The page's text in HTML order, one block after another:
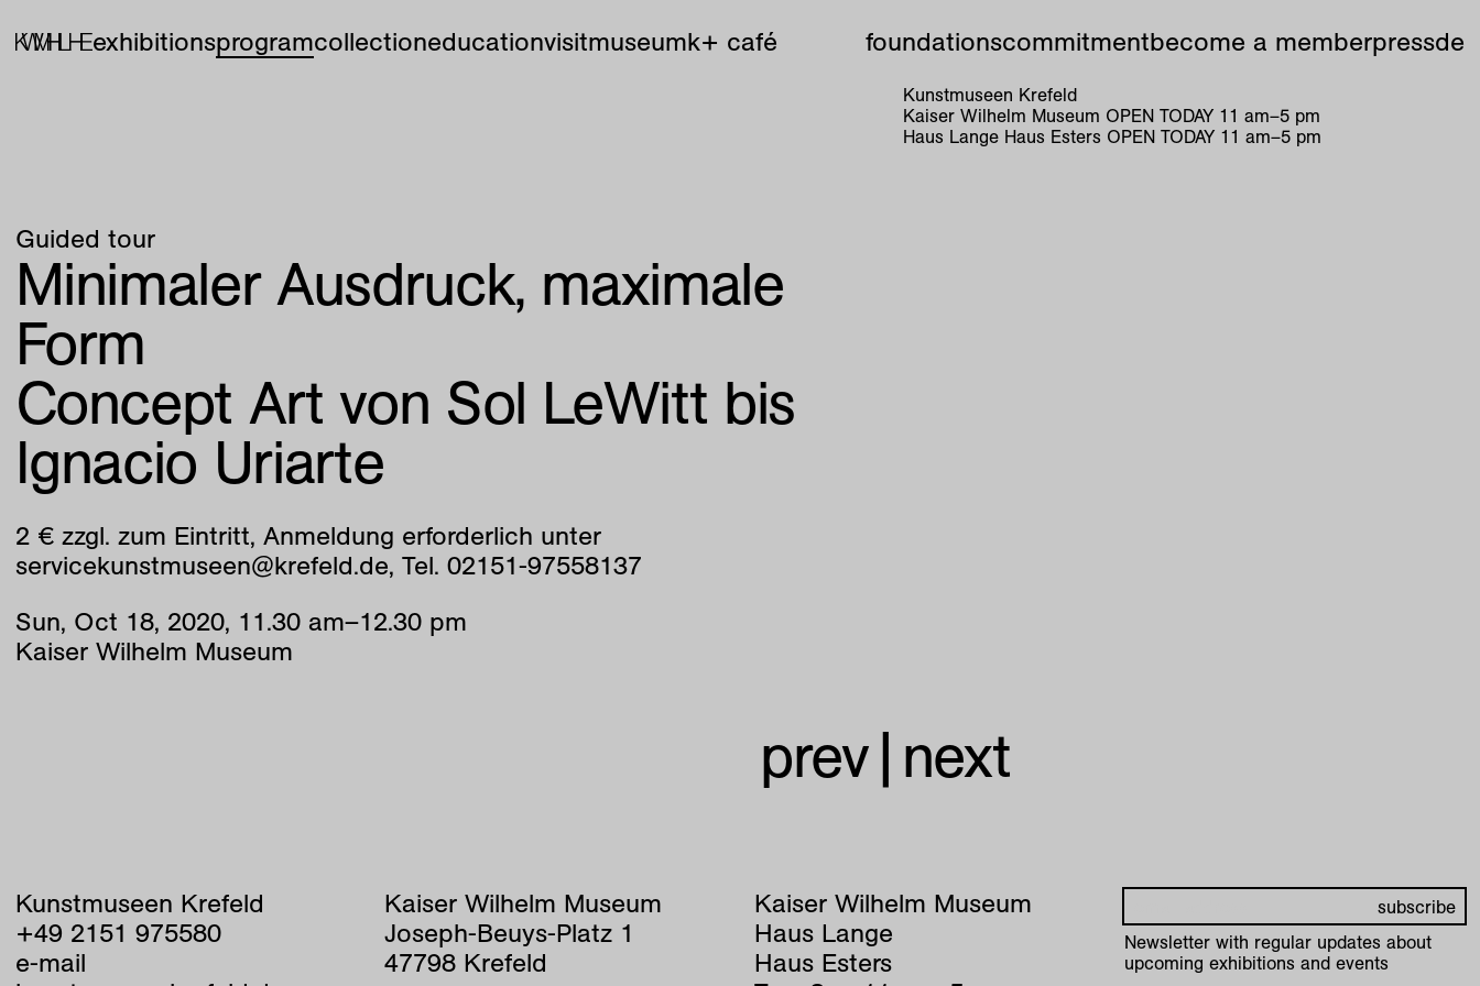
exhibitionsprogramcollectioneducationvisitmuseumk+ café foundationscommitmentbecome a memberpressde
Kunstmuseen Krefeld
Kaiser Wilhelm Museum OPEN TODAY 11 am–5 pm
Haus Lange Haus Esters OPEN TODAY 11 am–5 pm
Guided tour
Minimaler Ausdruck, maximale
Form
Concept Art von Sol LeWitt bis
Ignacio Uriarte
2 € zzgl. zum Eintritt, Anmeldung erforderlich unter
servicekunstmuseen@krefeld.de, Tel. 02151-97558137
Sun, Oct 18, 2020, 11.30 am–12.30 pm
Kaiser Wilhelm Museum
prev| next
Kunstmuseen Krefeld
+49 2151 975580
e-mail
Kaiser Wilhelm Museum
Joseph-Beuys-Platz 1
47798 Krefeld
Kaiser Wilhelm Museum
Haus Lange
Haus Esters
Newsletter with regular updates about
upcoming exhibitions and events